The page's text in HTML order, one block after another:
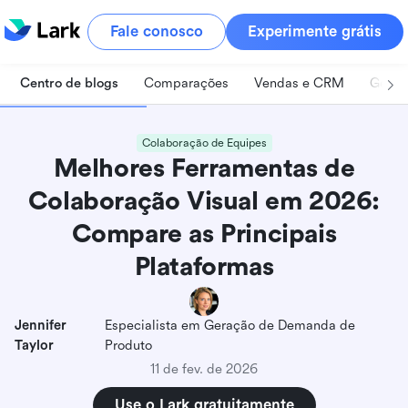
Fale conosco Experimente grátis
Centro de blogs Comparações Vendas e CRM
Colaboração de Equipes
Melhores Ferramentas de
Colaboração Visual em 2026:
Compare as Principais
Plataformas
Jennifer
Taylor
Especialista em Geração de Demanda de
Produto
11 de fev. de 2026